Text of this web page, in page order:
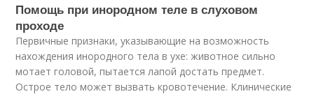
Помощь при инородном теле в слуховом
проходе
Первичные признаки, указывающие на возможность
нахождения инородного тела в ухе: животное сильно
мотает головой, пытается лапой достать предмет.
Острое тело может вызвать кровотечение. Клинические